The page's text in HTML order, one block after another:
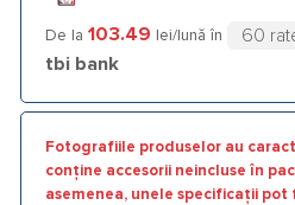
De la 103.49 lei/lună în
tbi bank
Fotografiile produselor au
conține accesorii neincluse în
asemenea, unele specificații